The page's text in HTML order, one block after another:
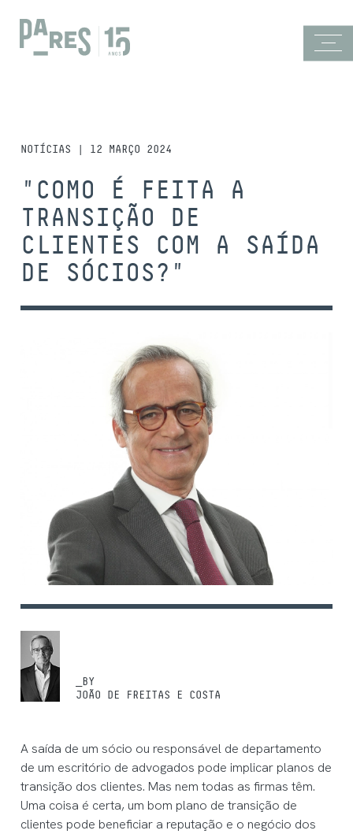
NOTÍCIAS | 12 MARÇO 2024
"COMO É FEITA A
TRANSIÇÃO DE
CLIENTES COM A SAÍDA
DE SÓCIOS?"
_BY
JOÃO DE FREITAS E COSTA
A saída de um sócio ou responsável de departamento
de um escritório de advogados pode implicar planos de
transição dos clientes. Mas nem todas as firmas têm.
Uma coisa é certa, um bom plano de transição de
clientes pode beneficiar a reputação e o negócio dos